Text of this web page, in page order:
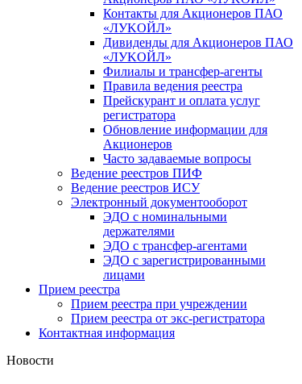
Контакты для Акционеров ПАО
«ЛУKOЙЛ»
Дивиденды для Акционеров ПАО
«ЛУKOЙЛ»
Филиалы и трансфер-агенты
Правила ведения реестра
Прейскурант и оплата услуг
регистратора
Обновление информации для
Акционеров
Часто задаваемые вопросы
Ведение реестров ПИФ
Ведение реестров ИСУ
Электронный документооборот
ЭДО с номинальными
держателями
ЭДО с трансфер-агентами
ЭДО с зарегистрированными
лицами
Прием реестра
Прием реестра при учреждении
Прием реестра от экс-регистратора
Контактная информация
Новости